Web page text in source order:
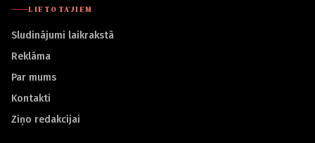
LIETOTĀJIEM
Sludinājumi laikrakstā
Reklāma
Par mums
Kontakti
Ziņo redakcijai